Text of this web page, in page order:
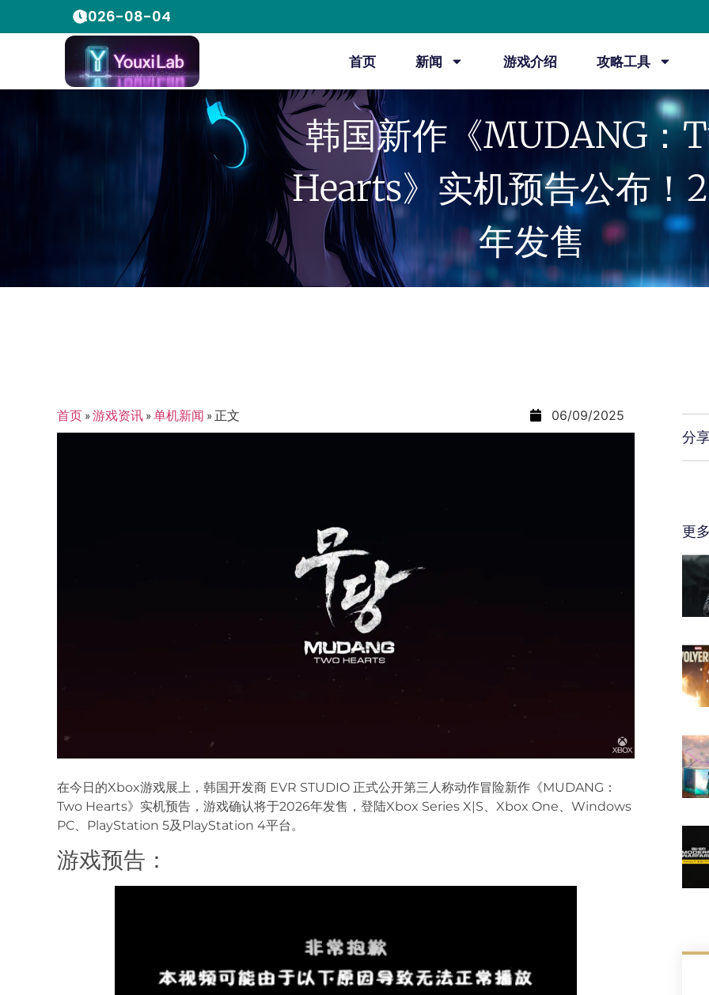
2026-08-04
首页 新闻 游戏介绍 攻略工具
韩国新作《MUDANG：
Hearts》实机预告公布！
年发售
首页 »游戏资讯 »单机新闻 » 正文 06/09/2025
在今日的Xbox游戏展上，韩国开发商 EVR STUDIO 正式公开第三人称动作冒险新作《MUDANG：
Two Hearts》实机预告，游戏确认将于2026年发售，登陆Xbox Series X|S、Xbox One、Windows
PC、PlayStation 5及PlayStation 4平台。
游戏预告：
分
更